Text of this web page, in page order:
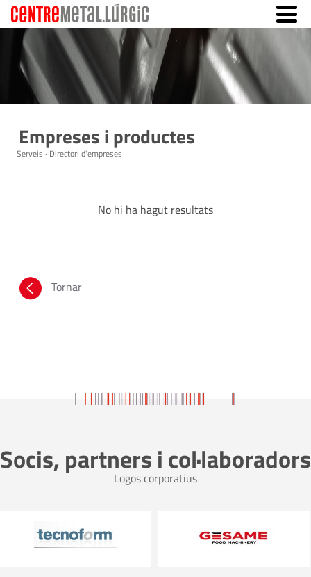
Empreses i productes
Serveis · Directori d'empreses
No hi ha hagut resultats
Tornar
Socis, partners i col·laboradors
Logos corporatius